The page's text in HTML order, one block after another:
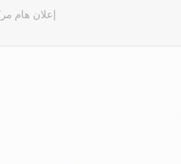
إعلان هام